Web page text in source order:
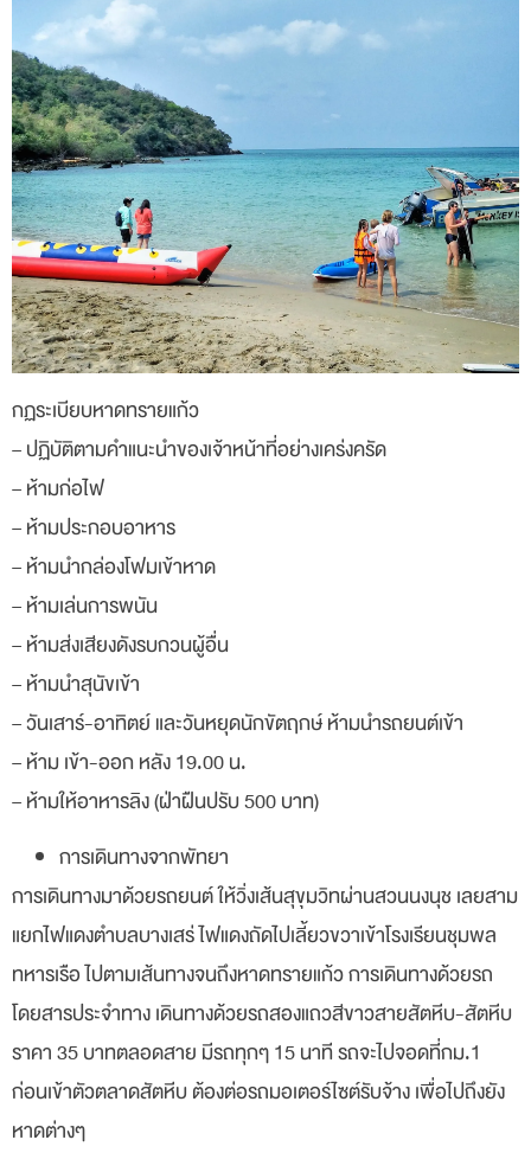
กฏระเบียบหาดทรายแก้ว
– ปฏิบัติตามคำแนะนำของเจ้าหน้าที่อย่างเคร่งครัด
– ห้ามก่อไฟ
– ห้ามประกอบอาหาร
– ห้ามนำกล่องโฟมเข้าหาด
– ห้ามเล่นการพนัน
– ห้ามส่งเสียงดังรบกวนผู้อื่น
– ห้ามนำสุนัขเข้า
– วันเสาร์-อาทิตย์ และวันหยุดนักขัตฤกษ์ ห้ามนำรถยนต์เข้า
– ห้าม เข้า-ออก หลัง 19.00 น.
– ห้ามให้อาหารลิง (ฝ่าฝืนปรับ 500 บาท)
การเดินทางจากพัทยา
การเดินทางมาด้วยรถยนต์ ให้วิ่งเส้นสุขุมวิทผ่านสวนนงนุช เลยสาม
แยกไฟแดงตำบลบางเสร่ ไฟแดงถัดไปเลี้ยวขวาเข้าโรงเรียนชุมพล
ทหารเรือ ไปตามเส้นทางจนถึงหาดทรายแก้ว การเดินทางด้วยรถ
โดยสารประจำทาง เดินทางด้วยรถสองแถวสีขาวสายสัตหีบ-สัตหีบ
ราคา 35 บาทตลอดสาย มีรถทุกๆ 15 นาที รถจะไปจอดที่กม.1
ก่อนเข้าตัวตลาดสัตหีบ ต้องต่อรถมอเตอร์ไซต์รับจ้าง เพื่อไปถึงยัง
หาดต่างๆ